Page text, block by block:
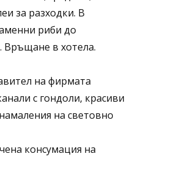
за разходки. В
риби до
Връщане в хотела.
на фирмата
с гондоли, красиви
на световно
консумация на